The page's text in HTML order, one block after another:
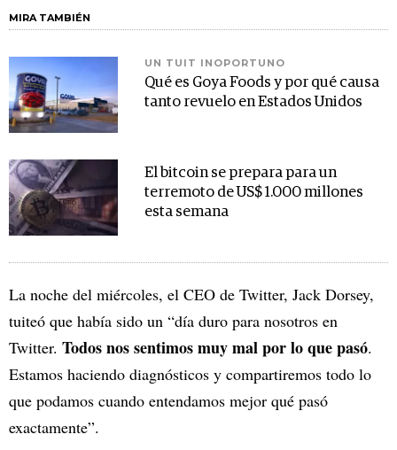
MIRA TAMBIÉN
UN TUIT INOPORTUNO
Qué es Goya Foods y por qué causa
tanto revuelo en Estados Unidos
El bitcoin se prepara para un
terremoto de US$ 1.000 millones
esta semana
La noche del miércoles, el CEO de Twitter, Jack Dorsey,
tuiteó que había sido un “día duro para nosotros en
Twitter. Todos nos sentimos muy mal por lo que pasó.
Estamos haciendo diagnósticos y compartiremos todo lo
que podamos cuando entendamos mejor qué pasó
exactamente”.